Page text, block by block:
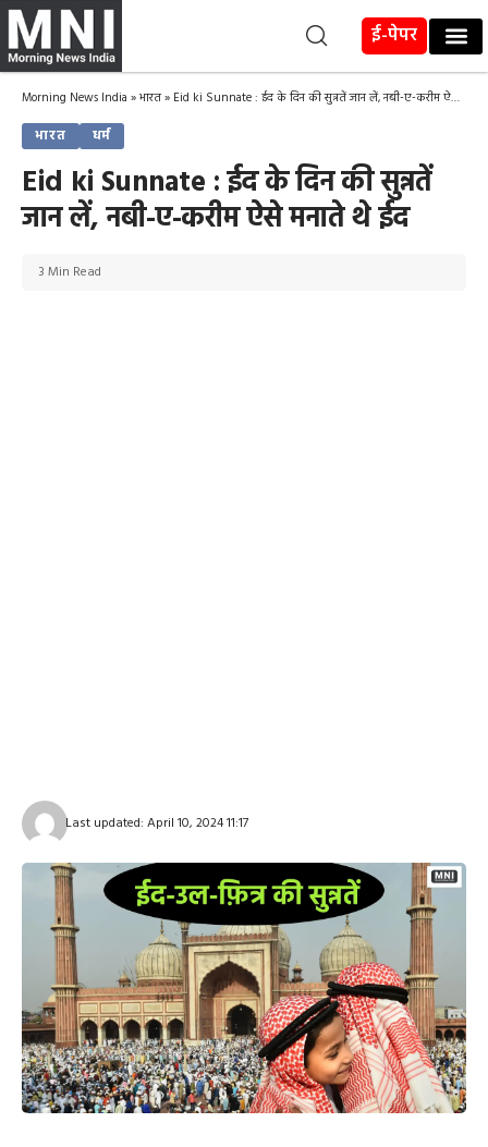
ई-पेपर
Morning News India »भारत» Eid ki Sunnate : ईद के दिन की सुन्नतें जान लें, नबी-ए-करीम ऐसे मनाते थे ईद
भारत धर्म
Eid ki Sunnate : ईद के दिन की सुन्नतें
जान लें, नबी-ए-करीम ऐसे मनाते थे ईद
Last updated: April 10, 2024 11:17
3 Min Read